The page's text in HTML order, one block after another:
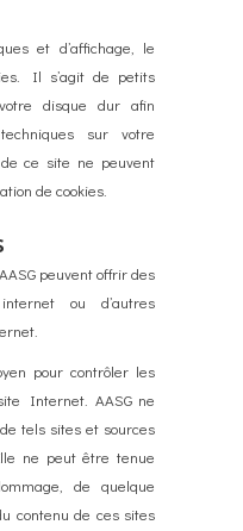
et d’affichage, le
Il s’agit de petits
disque dur afin
sur votre
ce site ne peuvent
de cookies.
peuvent offrir des
ou d’autres
pour contrôler les
Internet. AASG ne
tels sites et sources
ne peut être tenue
de quelque
contenu de ces sites